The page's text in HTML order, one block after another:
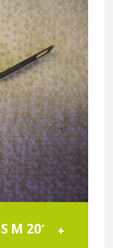
M 201----
+